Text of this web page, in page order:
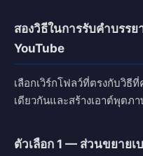
สองวิธีในการรับคำบรร
YouTube
เลือกเวิร์กโฟลว์ที่ตรงกับวิธี
เดียวกันและสร้างเอาต์พุตภ
ตัวเลือก 1 — ส่วนขยายเ